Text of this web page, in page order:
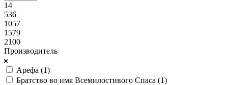
14
536
1057
1579
2100
Производитель
Арефа (1)
Братство во имя Всемилостивого Спаса (1)